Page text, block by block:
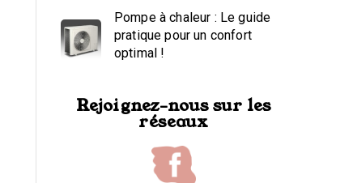
Pompe à chaleur : Le guide
pratique pour un confort
optimal !
Rejoignez-nous sur les
réseaux